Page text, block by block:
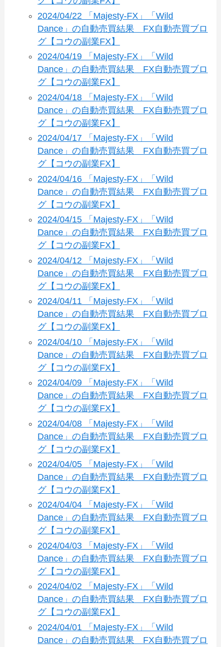
2024/04/22 「Majesty-FX」「Wild
Dance」の自動売買結果 FX自動売買ブロ
グ【コウの副業FX】
2024/04/19 「Majesty-FX」「Wild
Dance」の自動売買結果 FX自動売買ブロ
グ【コウの副業FX】
2024/04/18 「Majesty-FX」「Wild
Dance」の自動売買結果 FX自動売買ブロ
グ【コウの副業FX】
2024/04/17 「Majesty-FX」「Wild
Dance」の自動売買結果 FX自動売買ブロ
グ【コウの副業FX】
2024/04/16 「Majesty-FX」「Wild
Dance」の自動売買結果 FX自動売買ブロ
グ【コウの副業FX】
2024/04/15 「Majesty-FX」「Wild
Dance」の自動売買結果 FX自動売買ブロ
グ【コウの副業FX】
2024/04/12 「Majesty-FX」「Wild
Dance」の自動売買結果 FX自動売買ブロ
グ【コウの副業FX】
2024/04/11 「Majesty-FX」「Wild
Dance」の自動売買結果 FX自動売買ブロ
グ【コウの副業FX】
2024/04/10 「Majesty-FX」「Wild
Dance」の自動売買結果 FX自動売買ブロ
グ【コウの副業FX】
2024/04/09 「Majesty-FX」「Wild
Dance」の自動売買結果 FX自動売買ブロ
グ【コウの副業FX】
2024/04/08 「Majesty-FX」「Wild
Dance」の自動売買結果 FX自動売買ブロ
グ【コウの副業FX】
2024/04/05 「Majesty-FX」「Wild
Dance」の自動売買結果 FX自動売買ブロ
グ【コウの副業FX】
2024/04/04 「Majesty-FX」「Wild
Dance」の自動売買結果 FX自動売買ブロ
グ【コウの副業FX】
2024/04/03 「Majesty-FX」「Wild
Dance」の自動売買結果 FX自動売買ブロ
グ【コウの副業FX】
2024/04/02 「Majesty-FX」「Wild
Dance」の自動売買結果 FX自動売買ブロ
グ【コウの副業FX】
2024/04/01 「Majesty-FX」「Wild
Dance」の自動売買結果 FX自動売買ブロ